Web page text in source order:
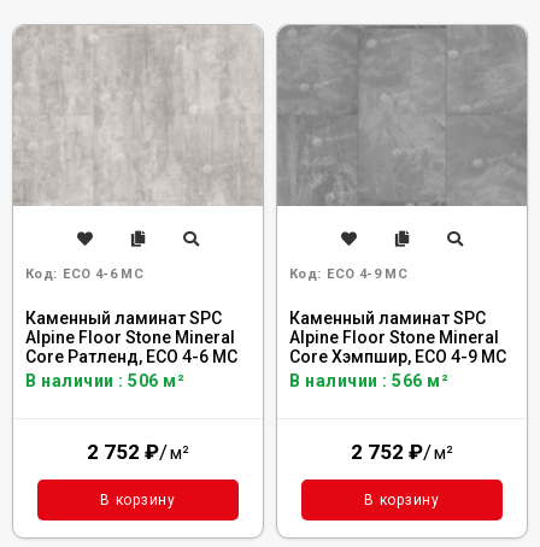
Код: ECO 4-6 MC
Каменный ламинат SPC
Alpine Floor Stone Mineral
Core Ратленд, ECO 4-6 MC
В наличии : 506 м²
2 752 ₽/м²
В корзину
Код: ECO 4-9 MC
Каменный ламинат SPC
Alpine Floor Stone Mineral
Core Хэмпшир, ECO 4-9 MC
В наличии : 566 м²
2 752 ₽/м²
В корзину